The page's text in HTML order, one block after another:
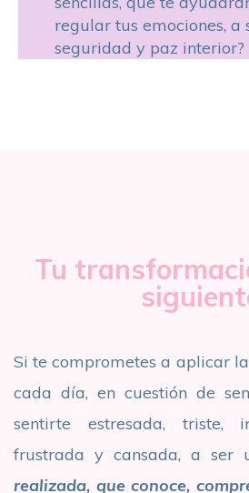
regular tus emociones,
seguridad y paz interior?
Tu
Si te comprometes a aplicar
cada día, en cuestión de
sentirte estresada, triste,
frustrada y cansada, a ser
realizada, que conoce,